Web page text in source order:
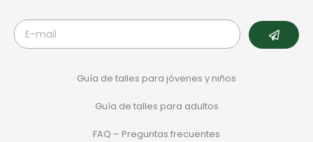
Guía de talles para jóvenes y niños
Guía de talles para adultos
FAQ – Preguntas frecuentes